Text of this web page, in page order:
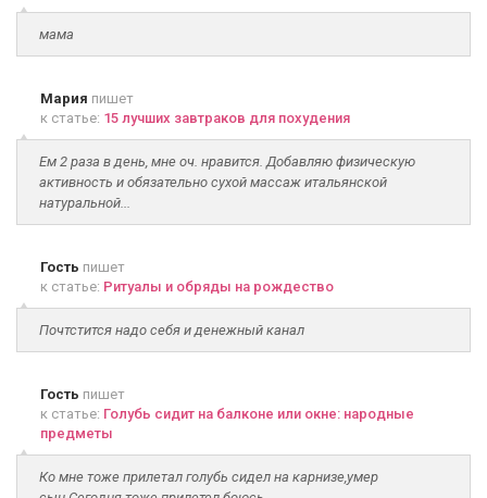
мама
Мария пишет
к статье: 15 лучших завтраков для похудения
Ем 2 раза в день, мне оч. нравится. Добавляю физическую
активность и обязательно сухой массаж итальянской
натуральной...
Гость пишет
к статье: Ритуалы и обряды на рождество
Почтстится надо себя и денежный канал
Гость пишет
к статье: Голубь сидит на балконе или окне: народные
предметы
Ко мне тоже прилетал голубь сидел на карнизе,умер